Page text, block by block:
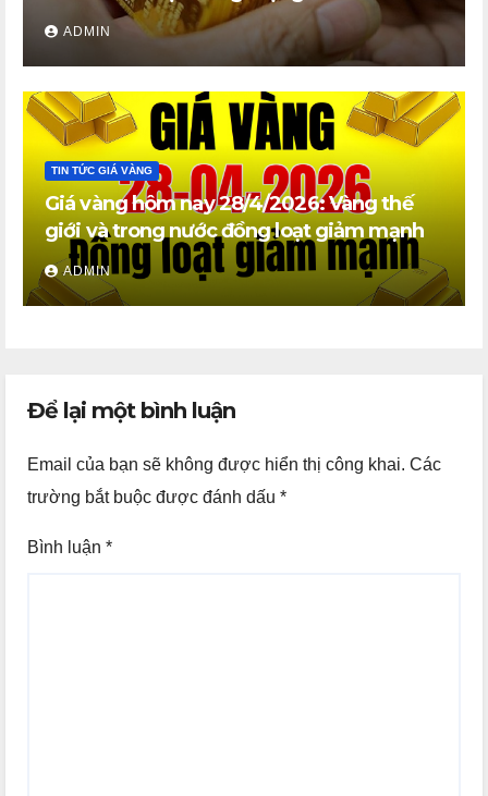
ADMIN
TIN TỨC GIÁ VÀNG
Giá vàng hôm nay 28/4/2026: Vàng thế
giới và trong nước đồng loạt giảm mạnh
ADMIN
Để lại một bình luận
Email của bạn sẽ không được hiển thị công khai. Các
trường bắt buộc được đánh dấu *
Bình luận *